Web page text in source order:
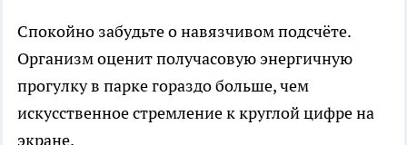
Спокойно забудьте о навязчивом подсчёте.
Организм оценит получасовую энергичную
прогулку в парке гораздо больше, чем
искусственное стремление к круглой цифре на
экране.